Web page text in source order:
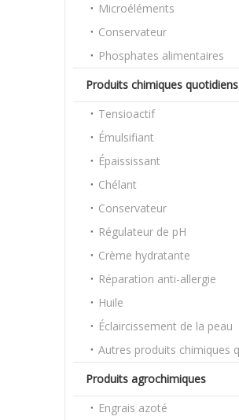
Microéléments
Conservateur
Phosphates alimentaires
Produits chimiques quotidiens
Tensioactif
Émulsifiant
Épaississant
Chélant
Conservateur
Régulateur de pH
Crème hydratante
Réparation anti-allergie
Huile
Éclaircissement de la peau
Produits agrochimiques
Engrais azoté